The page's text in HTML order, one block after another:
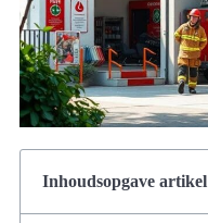
Inhoudsopgave artikel